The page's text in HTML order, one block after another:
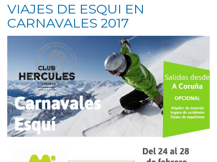
VIAJES DE ESQUI EN
CARNAVALES 2017